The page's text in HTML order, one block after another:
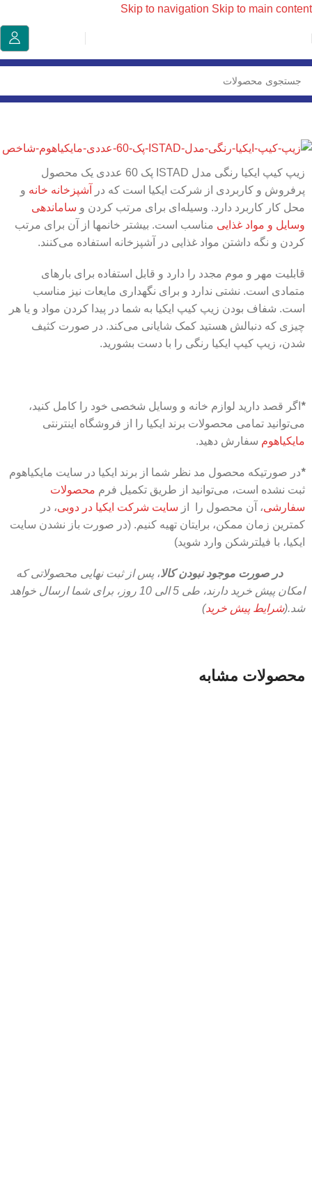
Skip to navigation Skip to main content
خانه/نگهدارنده و نظم دهنده ایکیا
زیپ کیپ ایکیا رنگی مدل ISTAD پک 60 عددی یک محصول
پرفروش و کاربردی از شرکت ایکیا است که در
آشپزخانه خانه و
محل کار کاربرد دارد. وسیله‌ای برای مرتب کردن و ساماندهی
وسایل و مواد غذایی مناسب است. بیشتر خانمها از آن برای مرتب
کردن و نگه داشتن مواد غذایی در آشپزخانه استفاده می‌کنند.
قابلیت مهر و موم مجدد را دارد و قابل استفاده برای بارهای
متمادی است. نشتی ندارد و برای نگهداری مایعات نیز مناسب
است. شفاف بودن زیپ کیپ ایکیا به شما در پیدا کردن مواد و یا هر
چیزی که دنبالش هستید کمک شایانی می‌کند. در صورت کثیف
شدن، زیپ کیپ ایکیا رنگی را با دست بشورید.
* اگر قصد دارید لوازم خانه و وسایل شخصی خود را کامل کنید،
می‌توانید تمامی محصولات برند ایکیا را از فروشگاه اینترنتی
مایکیاهوم سفارش دهید.
*در صورتیکه محصول مد نظر شما از برند ایکیا در سایت مایکیاهوم
ثبت نشده است، می‌توانید از طریق تکمیل فرم محصولات
سفارشی، آن محصول را از سایت شرکت ایکیا در دوبی، در
کمترین زمان ممکن، برایتان تهیه کنیم. (در صورت باز نشدن سایت
ایکیا، با فیلترشکن وارد شوید)
در صورت موجود نبودن کالا، پس از ثبت نهایی محصولاتی که
امکان پیش خرید دارند، طی 5 الی 10 روز،
برای شما ارسال خواهد
شد.(شرایط پیش خرید)
محصولات مشابه